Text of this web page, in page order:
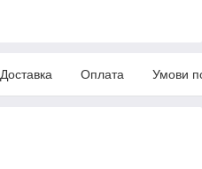
Доставка Оплата Умови